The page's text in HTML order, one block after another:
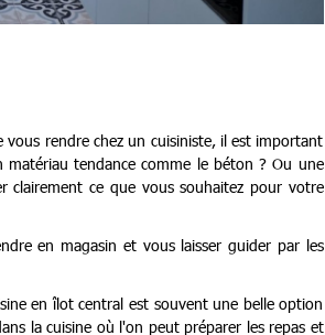
rendre chez un cuisiniste, il est important
tendance comme le béton ? Ou une
clairement ce que vous souhaitez pour votre
en magasin et vous laisser guider par les
en îlot central est souvent une belle option
la cuisine où l'on peut préparer les repas et